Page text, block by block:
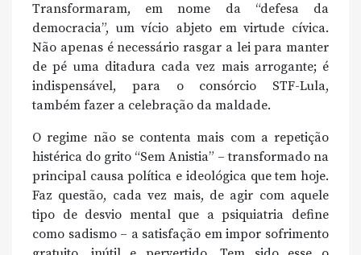
Transformaram, em nome da “defesa da
democracia”, um vício abjeto em virtude cívica.
Não apenas é necessário rasgar a lei para manter
de pé uma ditadura cada vez mais arrogante; é
indispensável, para o consórcio STF-Lula,
também fazer a celebração da maldade.
O regime não se contenta mais com a repetição
histérica do grito “Sem Anistia” – transformado na
principal causa política e ideológica que tem hoje.
Faz questão, cada vez mais, de agir com aquele
tipo de desvio mental que a psiquiatria define
como sadismo – a satisfação em impor sofrimento